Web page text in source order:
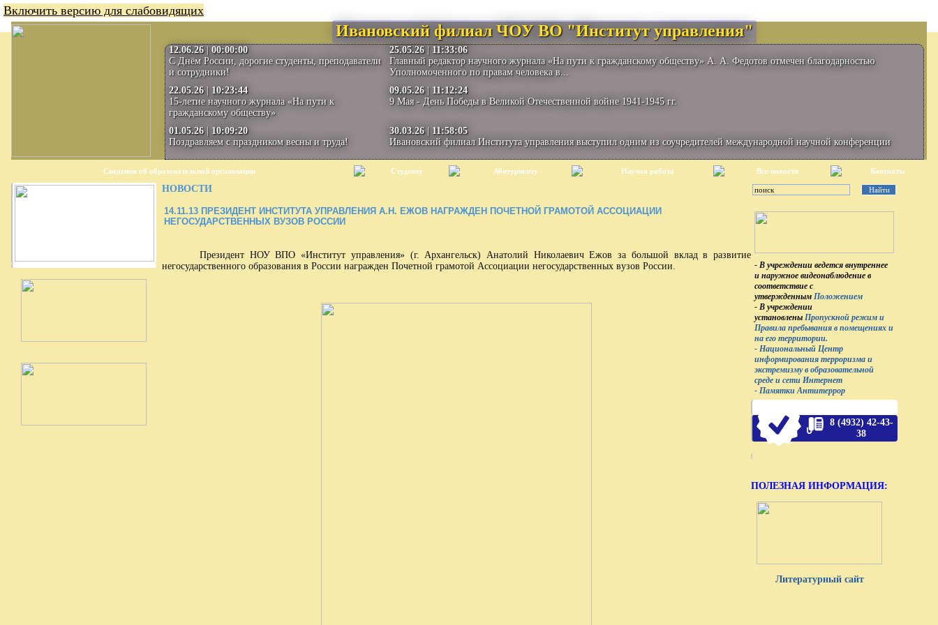
Включить версию для слабовидящих
Ивановский филиал ЧОУ ВО "Институт управления"
12.06.26| 00:00:00
С Днём России, дорогие студенты, преподаватели
и сотрудники!
25.05.26| 11:33:06
Главный редактор научного журнала «На пути к гражданскому обществу» А. А. Федотов отмечен благодарностью
Уполномоченного по правам человека в...
22.05.26| 10:23:44
15-летие научного журнала «На пути к
гражданскому обществу»
09.05.26| 11:12:24
9 Мая - День Победы в Великой Отечественной войне 1941-1945 гг.
01.05.26| 10:09:20
Поздравляем с праздником весны и труда!
30.03.26| 11:58:05
Ивановский филиал Института управления выступил одним из соучредителей международной научной конференции
Сведения об образовательной организации Студенту Абитуриенту Научая работа Все новости Контакты
НОВОСТИ
14.11.13 ПРЕЗИДЕНТ ИНСТИТУТА УПРАВЛЕНИЯ А.Н. ЕЖОВ НАГРАЖДЕН ПОЧЕТНОЙ ГРАМОТОЙ АССОЦИАЦИИ
НЕГОСУДАРСТВЕННЫХ ВУЗОВ РОССИИ
Президент НОУ ВПО «Институт управления» (г. Архангельск) Анатолий Николаевич Ежов за большой вклад в развитие
негосударственного образования в России награжден Почетной грамотой Ассоциации негосударственных вузов России.
- В учреждении ведется внутреннее
и наружное видеонаблюдение в
соответствие с
утвержденным Положением
- В учреждении
установлены Пропускной режим и
Правила пребывания в помещениях и
на его территории.
- Национальный Центр
информирования терроризма и
экстремизму в образовательной
среде и сети Интернет
- Памятки Антитеррор
8 (4932) 42-43-
38
ПОЛЕЗНАЯ ИНФОРМАЦИЯ:
Литературный сайт